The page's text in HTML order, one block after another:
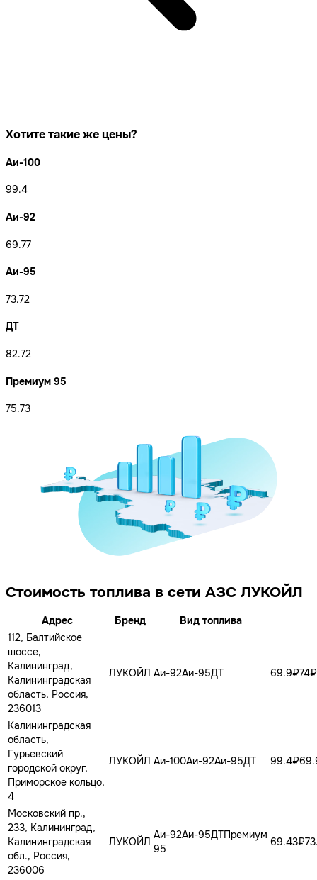
Хотите такие же цены?
Аи-100
99.4
Аи-92
69.77
Аи-95
73.72
ДТ
82.72
Премиум 95
75.73
Стоимость топлива в сети АЗС ЛУКОЙЛ
Адрес Бренд
Вид топлива
112, Балтийское
шоссе,
Калининград,
Калининградская
область, Россия,
236013
ЛУКОЙЛ Аи-92Аи-95ДТ 69.9₽74₽
Калининградская
область,
Гурьевский
городской округ,
Приморское кольцо,
4
ЛУКОЙЛ Аи-100Аи-92Аи-95ДТ 99.4₽
Московский пр.,
233, Калининград,
Калининградская
обл., Россия,
236006
ЛУКОЙЛ
Аи-92Аи-95ДТПремиум
95
69.43₽